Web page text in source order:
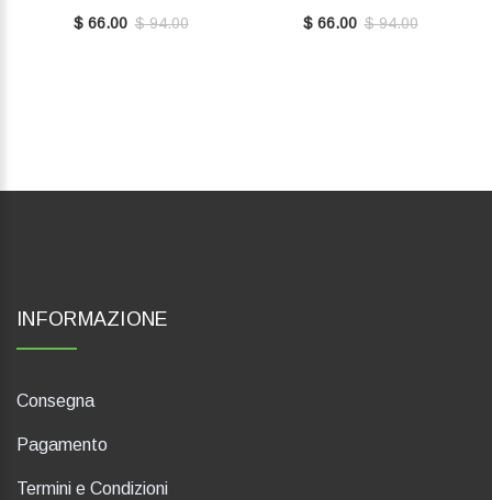
$ 66.00 $ 94.00
$ 66.00 $ 94.00
INFORMAZIONE
Consegna
Pagamento
Termini e Condizioni